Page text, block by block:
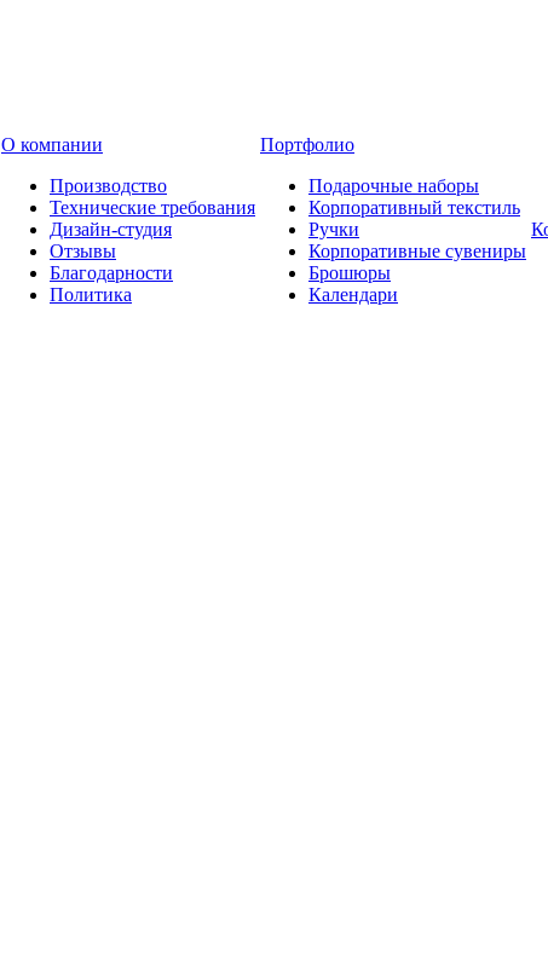
О компании
Производство
Технические требования
Дизайн-студия
Отзывы
Благодарности
Политика
Портфолио
Подарочные наборы
Корпоративный текстиль
Ручки
Корпоративные сувениры
Брошюры
Календари